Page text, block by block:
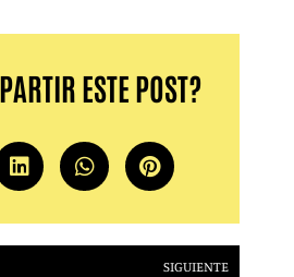
ESTE POST?
SIGUIENTE